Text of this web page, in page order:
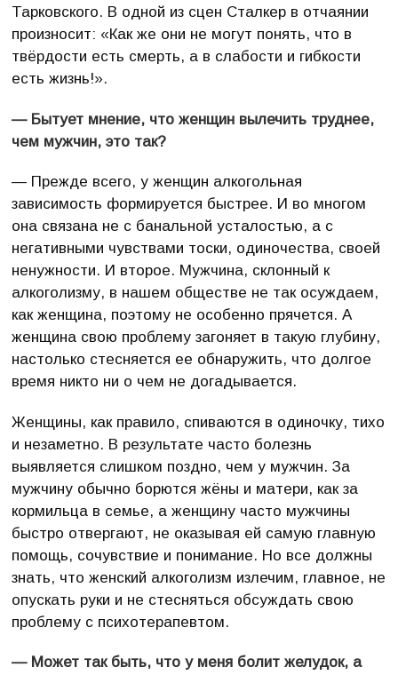
Тарковского. В одной из сцен Сталкер в отчаянии
произносит: «Как же они не могут понять, что в
твёрдости есть смерть, а в слабости и гибкости
есть жизнь!».
— Бытует мнение, что женщин вылечить труднее,
чем мужчин, это так?
— Прежде всего, у женщин алкогольная
зависимость формируется быстрее. И во многом
она связана не с банальной усталостью, а с
негативными чувствами тоски, одиночества, своей
ненужности. И второе. Мужчина, склонный к
алкоголизму, в нашем обществе не так осуждаем,
как женщина, поэтому не особенно прячется. А
женщина свою проблему загоняет в такую глубину,
настолько стесняется ее обнаружить, что долгое
время никто ни о чем не догадывается.
Женщины, как правило, спиваются в одиночку, тихо
и незаметно. В результате часто болезнь
выявляется слишком поздно, чем у мужчин. За
мужчину обычно борются жёны и матери, как за
кормильца в семье, а женщину часто мужчины
быстро отвергают, не оказывая ей самую главную
помощь, сочувствие и понимание. Но все должны
знать, что женский алкоголизм излечим, главное, не
опускать руки и не стесняться обсуждать свою
проблему с психотерапевтом.
— Может так быть, что у меня болит желудок, а